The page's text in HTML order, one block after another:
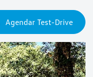
Agendar Test-Drive